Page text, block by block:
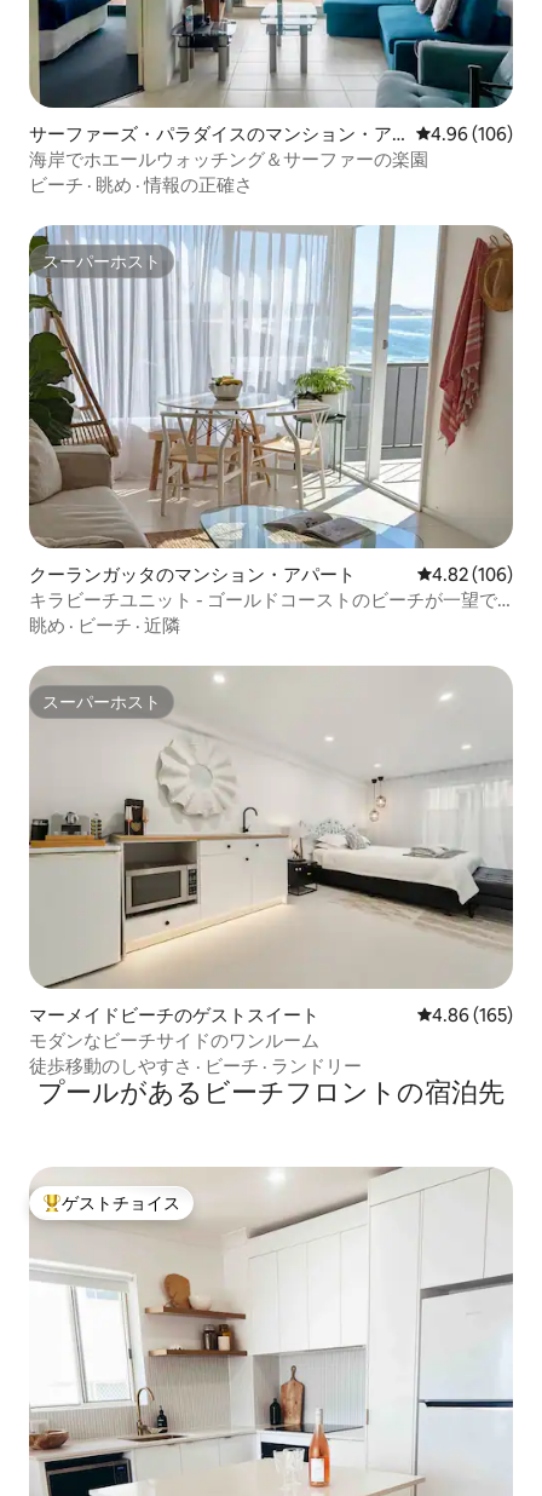
サーファーズ・パラダイスのマンション・ア
パート
レビュー106
4.96 (106)
海岸でホエールウォッチング＆サーファーの楽園
ビーチ · 眺め ·情報の正確さ
スーパーホスト
スーパーホスト
クーランガッタのマンション・アパート レビュー106
4.82 (106)
キラビーチユニット - ゴールドコーストのビーチが一望で
きる眺め
眺め · ビーチ · 近隣
スーパーホスト
スーパーホスト
マーメイドビーチのゲストスイート レビュー165
4.86 (165)
モダンなビーチサイドのワンルーム
徒歩移動のしやすさ · ビーチ · ランドリー
プールがあるビーチフロントの宿泊先
大好評のゲストチョイスです。
ゲストチョイス